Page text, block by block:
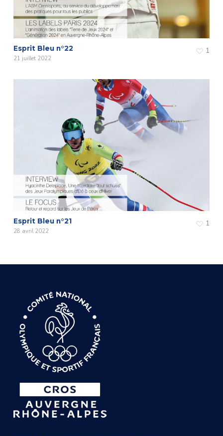
Esprit Bleu n°22
21 juillet 2022
1
Esprit Bleu n°21
28 avril 2022
1